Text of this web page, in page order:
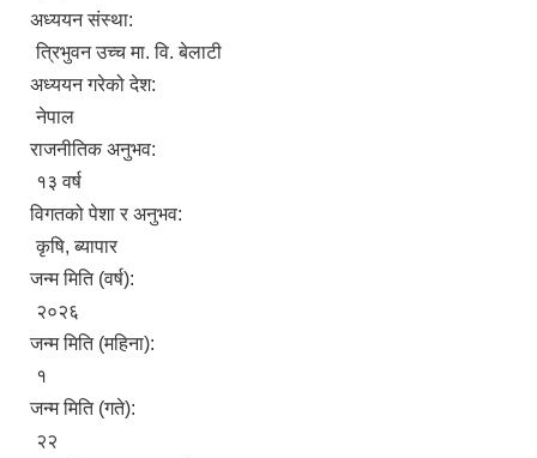
अध्ययन संस्था:
त्रिभुवन उच्च मा. वि. बेलाटी
अध्ययन गरेको देश:
नेपाल
राजनीतिक अनुभव:
१३ वर्ष
विगतको पेशा र अनुभव:
कृषि, ब्यापार
जन्म मिति (वर्ष):
२०२६
जन्म मिति (महिना):
१
जन्म मिति (गते):
२२